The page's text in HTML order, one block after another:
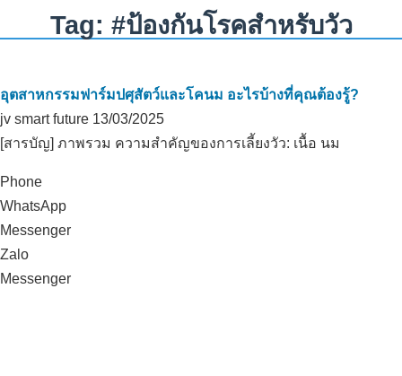
Tag: #ป้องกันโรคสำหรับวัว
อุตสาหกรรมฟาร์มปศุสัตว์และโคนม อะไรบ้างที่คุณต้องรู้?
jv smart future 13/03/2025
[สารบัญ] ภาพรวม ความสำคัญของการเลี้ยงวัว: เนื้อ นม
Phone
WhatsApp
Messenger
Zalo
Messenger